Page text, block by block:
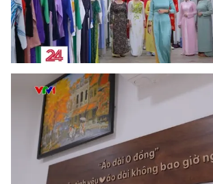
® Cấm sao chép dưới mọi hình thức nếu
thuận bằng văn bản. Ghi rõ nguồn VTV.vn
thông tin từ website này.